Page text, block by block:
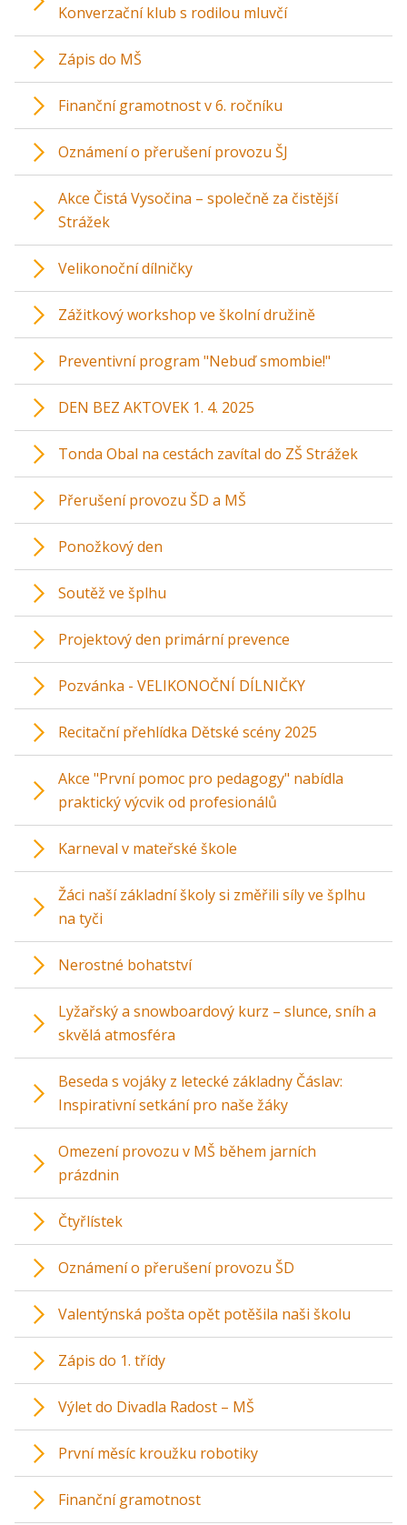
Konverzační klub s rodilou mluvčí
Zápis do MŠ
Finanční gramotnost v 6. ročníku
Oznámení o přerušení provozu ŠJ
Akce Čistá Vysočina – společně za čistější
Strážek
Velikonoční dílničky
Zážitkový workshop ve školní družině
Preventivní program "Nebuď smombie!"
DEN BEZ AKTOVEK 1. 4. 2025
Tonda Obal na cestách zavítal do ZŠ Strážek
Přerušení provozu ŠD a MŠ
Ponožkový den
Soutěž ve šplhu
Projektový den primární prevence
Pozvánka - VELIKONOČNÍ DÍLNIČKY
Recitační přehlídka Dětské scény 2025
Akce "První pomoc pro pedagogy" nabídla
praktický výcvik od profesionálů
Karneval v mateřské škole
Žáci naší základní školy si změřili síly ve šplhu
na tyči
Nerostné bohatství
Lyžařský a snowboardový kurz – slunce, sníh a
skvělá atmosféra
Beseda s vojáky z letecké základny Čáslav:
Inspirativní setkání pro naše žáky
Omezení provozu v MŠ během jarních
prázdnin
Čtyřlístek
Oznámení o přerušení provozu ŠD
Valentýnská pošta opět potěšila naši školu
Zápis do 1. třídy
Výlet do Divadla Radost – MŠ
První měsíc kroužku robotiky
Finanční gramotnost